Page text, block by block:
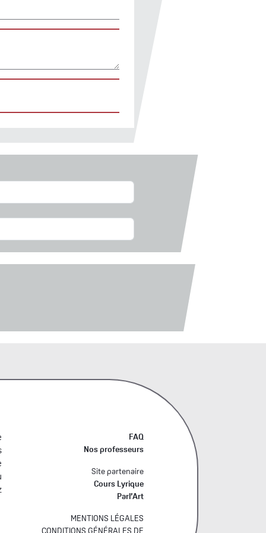
FAQ
Nos professeurs
Site partenaire
Cours Lyrique
Parl’Art
MENTIONS LÉGALES
CONDITIONS GÉNÉRALES DE